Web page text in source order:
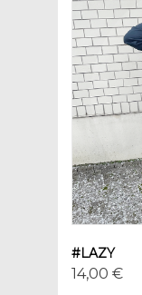
#LAZY
14,00 €